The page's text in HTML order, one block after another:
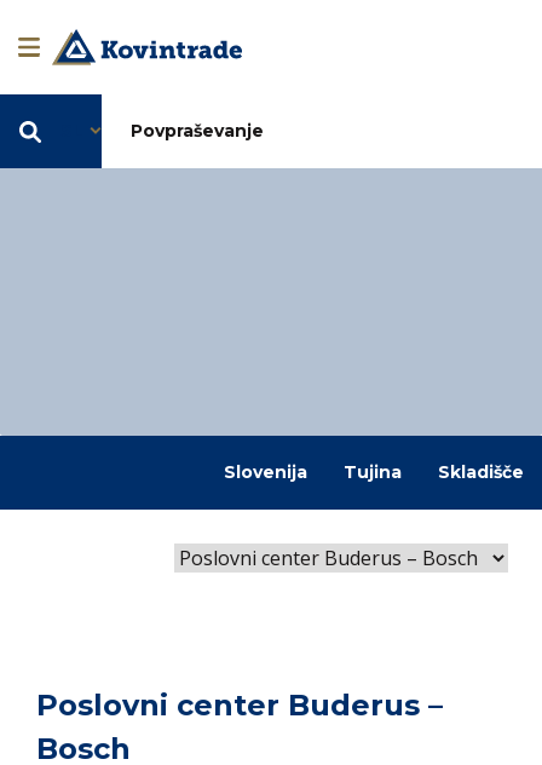
Povpraševanje
Slovenija Tujina Skladišče
Poslovni center Buderus –
Bosch